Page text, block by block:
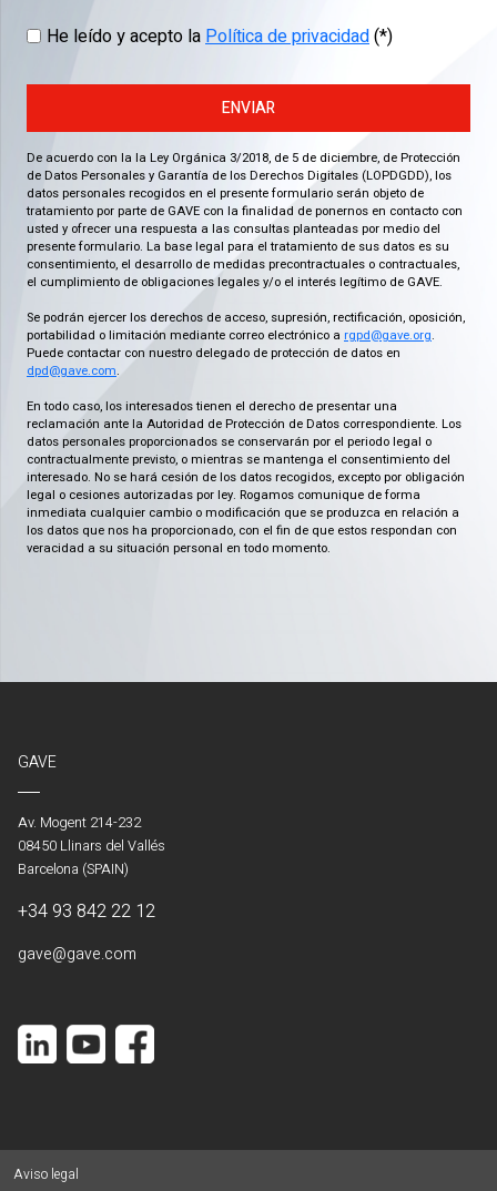
He leído y acepto laPolítica de privacidad(*)
ENVIAR
De acuerdo con la la Ley Orgánica 3/2018, de 5 de diciembre, de Protección
de Datos Personales y Garantía de los Derechos Digitales (LOPDGDD), los
datos personales recogidos en el presente formulario serán objeto de
tratamiento por parte de GAVE con la finalidad de ponernos en contacto con
usted y ofrecer una respuesta a las consultas planteadas por medio del
presente formulario. La base legal para el tratamiento de sus datos es su
consentimiento, el desarrollo de medidas precontractuales o contractuales,
el cumplimiento de obligaciones legales y/o el interés legítimo de GAVE.
Se podrán ejercer los derechos de acceso, supresión, rectificación, oposición,
portabilidad o limitación mediante correo electrónico a rgpd@gave.org.
Puede contactar con nuestro delegado de protección de datos en
dpd@gave.com.
En todo caso, los interesados tienen el derecho de presentar una
reclamación ante la Autoridad de Protección de Datos correspondiente. Los
datos personales proporcionados se conservarán por el periodo legal o
contractualmente previsto, o mientras se mantenga el consentimiento del
interesado. No se hará cesión de los datos recogidos, excepto por obligación
legal o cesiones autorizadas por ley. Rogamos comunique de forma
inmediata cualquier cambio o modificación que se produzca en relación a
los datos que nos ha proporcionado, con el fin de que estos respondan con
veracidad a su situación personal en todo momento.
GAVE
Av. Mogent 214-232
08450 Llinars del Vallés
Barcelona (SPAIN)
+34 93 842 22 12
gave@gave.com
Aviso legal